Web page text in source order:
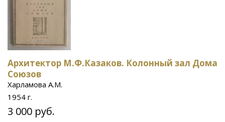
Архитектор М.Ф.Казаков. Колонный зал Дома
Союзов
Харламова А.М.
1954 г.
3 000 руб.